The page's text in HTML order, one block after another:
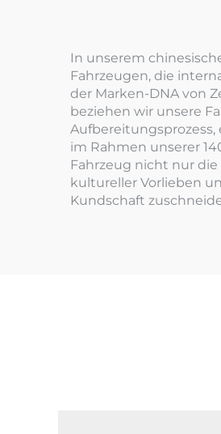
In unserem
Fahrzeugen, die
der Marken-DNA von
beziehen wir unsere
im Rahmen unserer
Fahrzeug nicht nur
kultureller Vorlieben
Kundschaft